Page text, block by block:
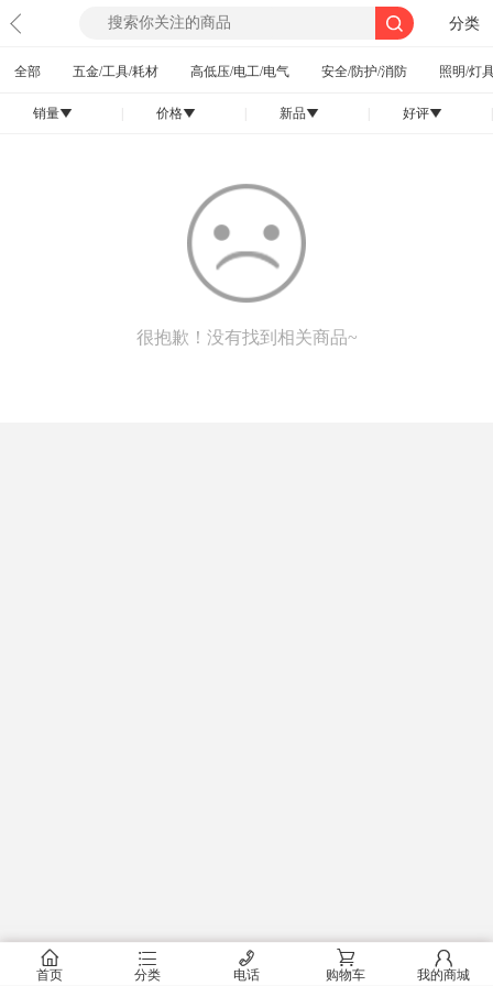
分类
全部 五金/工具/耗材 高低压/电工/电气 安全/防护/消防 照明/灯
销量󰄢 价格󰄢 新品󰄢 好评󰄢
很抱歉！没有找到相关商品~
󰂠
首页
󰂦
分类
󰄫
电话
󰂟
购物车
󰂢
我的商城